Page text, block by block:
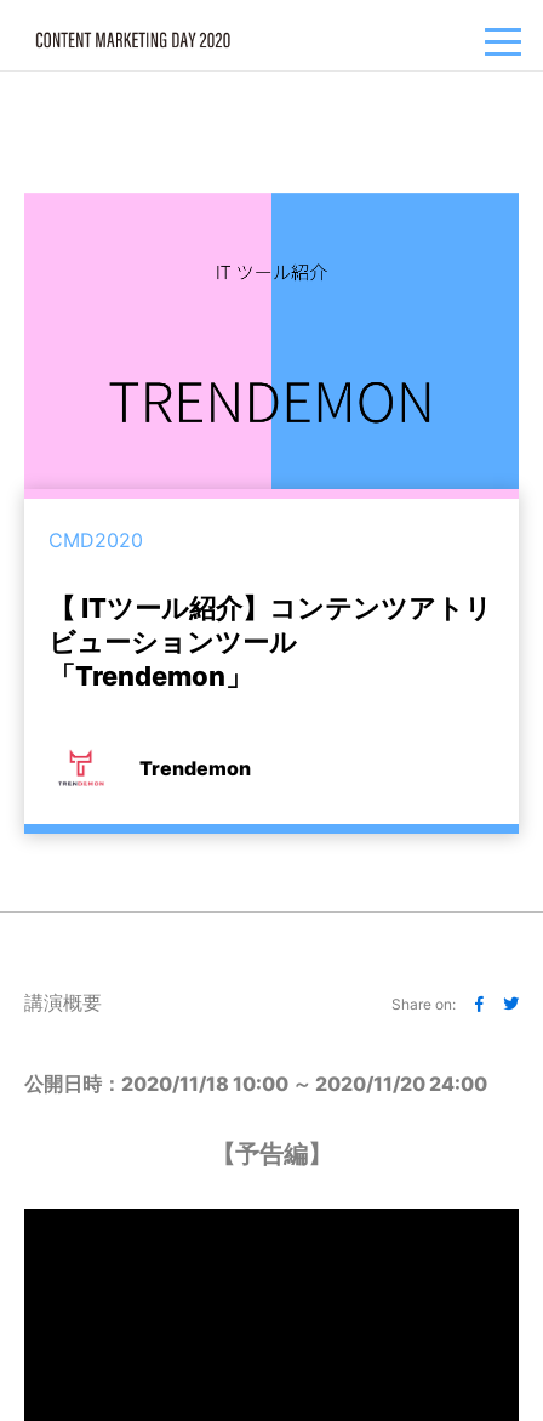
CMD2020
【 ITツール紹介】コンテンツアトリ
ビューションツール
「Trendemon」
Trendemon
講演概要 Share on:
公開日時：2020/11/18 10:00 ～ 2020/11/20 24:00
【予告編】